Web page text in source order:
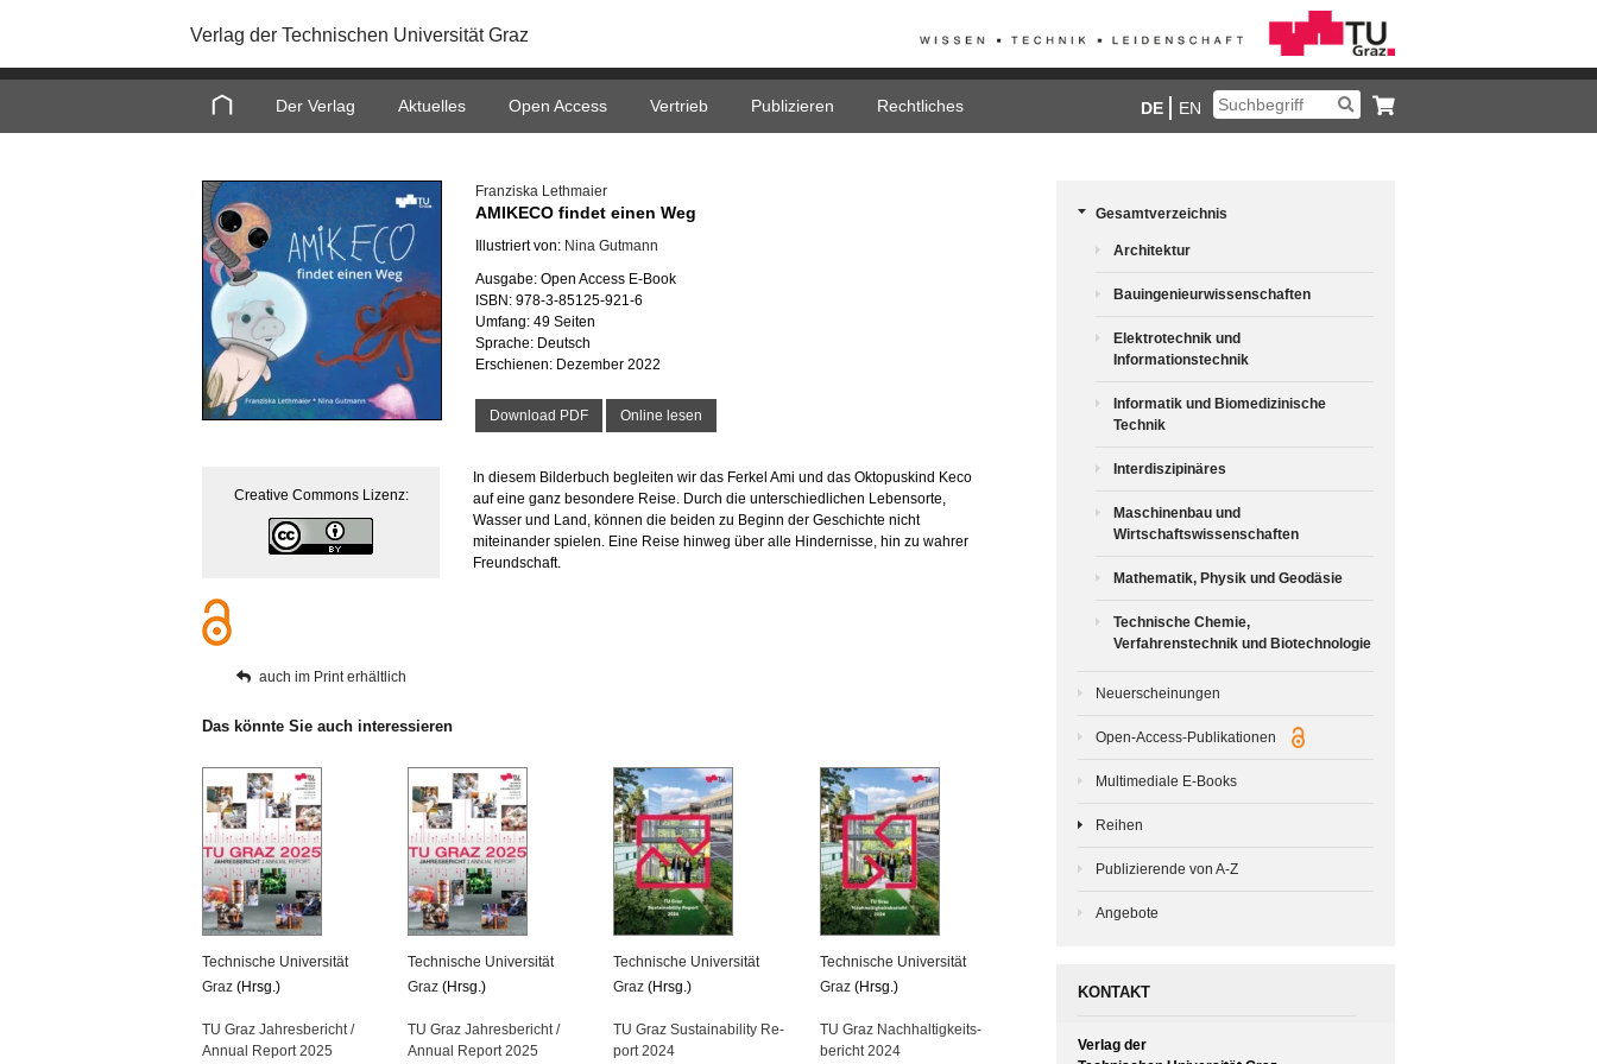
Verlag der Technischen Universität Graz
Home Der Verlag Aktuelles Open Access Vertrieb Publizieren Rechtliches DE EN
Fran­zis­ka Leth­mai­er
AMIK­E­CO fin­det einen Weg
Il­lus­triert von: Nina Gut­mann
Aus­ga­be: Open Ac­cess E-Book
ISBN: 978-3-85125-921-6
Um­fang: 49 Sei­ten
Spra­che: Deutsch
Er­schie­nen: De­zem­ber 2022
Down­load PDF On­line lesen
Crea­ti­ve Com­mons Li­zenz:
auch im Print er­hält­lich
In die­sem Bil­der­buch be­glei­ten wir das Fer­kel Ami und das Ok­to­pus­kind Keco
auf eine ganz be­son­de­re Reise. Durch die un­ter­schied­li­chen Le­bens­or­te,
Was­ser und Land, kön­nen die bei­den zu Be­ginn der Ge­schich­te nicht
mit­ein­an­der spie­len. Eine Reise hin­weg über alle Hin­der­nis­se, hin zu wah­rer
Freund­schaft.
Das könn­te Sie auch in­ter­es­sie­ren
Tech­ni­sche Uni­ver­si­tät
Graz (Hrsg.)
TU Graz Jah­res­be­richt /
An­nu­al Re­port 2025
Tech­ni­sche Uni­ver­si­tät
Graz (Hrsg.)
TU Graz Jah­res­be­richt /
An­nu­al Re­port 2025
Tech­ni­sche Uni­ver­si­tät
Graz (Hrsg.)
TU Graz Sustaina­bi­li­ty Re­
port 2024
Tech­ni­sche Uni­ver­si­tät
Graz(Hrsg.)
TU Graz Nach­hal­tig­keits­
be­richt 2024
Gesamtverzeichnis
Architektur
Bauingenieurwissenschaften
Elektrotechnik und
Informationstechnik
Informatik und Biomedizinische
Technik
Interdiszipinäres
Maschinenbau und
Wirtschaftswissenschaften
Mathematik, Physik und Geodäsie
Technische Chemie,
Verfahrenstechnik und Biotechnologie
Neuerscheinungen
Open-Access-Publikationen
Multimediale E-Books
Reihen
Publizierende von A-Z
Angebote
KONTAKT
Verlag der